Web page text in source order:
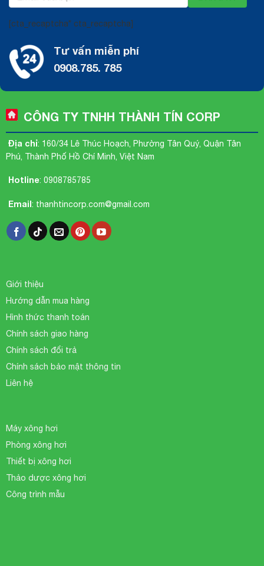
[cta_recaptcha* cta_recaptcha]
Tư vấn miễn phí
0908.785. 785
CÔNG TY TNHH THÀNH TÍN CORP
Địa chỉ: 160/34 Lê Thúc Hoạch, Phường Tân Quý, Quận Tân
Phú, Thành Phố Hồ Chí Minh, Việt Nam
Hotline: 0908785785
Email: thanhtincorp.com@gmail.com
Giới thiệu
Hướng dẫn mua hàng
Hình thức thanh toán
Chính sách giao hàng
Chính sách đổi trả
Chính sách bảo mật thông tin
Liên hệ
Máy xông hơi
Phòng xông hơi
Thiết bị xông hơi
Thảo dược xông hơi
Công trình mẫu